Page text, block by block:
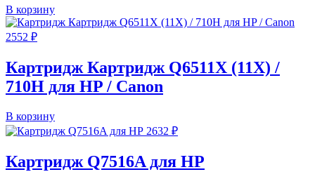
В корзину
2552 ₽
Картридж Картридж Q6511X (11X) /
710H для HP / Canon
В корзину
2632 ₽
Картридж Q7516A для HP